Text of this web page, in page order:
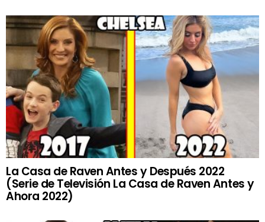
La Casa de Raven Antes y Después 2022
(Serie de Televisión La Casa de Raven Antes y
Ahora 2022)